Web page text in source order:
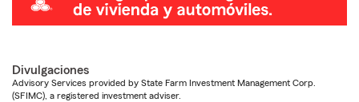
Divulgaciones
Advisory Services provided by State Farm Investment Management Corp.
(SFIMC), a registered investment adviser.